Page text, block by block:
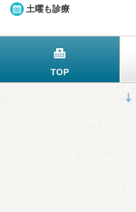
土曜も診療
TOP